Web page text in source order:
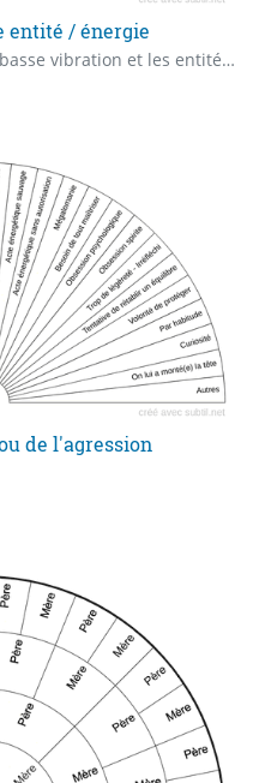
entité / énergie
Ce cadran concerne l'énergie de basse vibration et les entités non intelligentes (ex. objets éthériques), semi-intelligentes (ex. formes-pensées négatives). Dans la croyance que l'énergie et les entités non-intelligentes et semi-intelligentes, sont des potentiels pour se manifester dans le monde terrestre (exemple : situation, maladie, état d'esprit, taux énergétique, ...), ce cadran veut contribuer à évaluer cette manifestation ou ce risque de manifestation, ainsi que les circonstances de celle-ci. L'objectif est de déterminer s'il faut s'en occuper ou non, la traiter (ou la faire traiter), la détruire, la transmuter en amour-lumière, etc.
de l'agression